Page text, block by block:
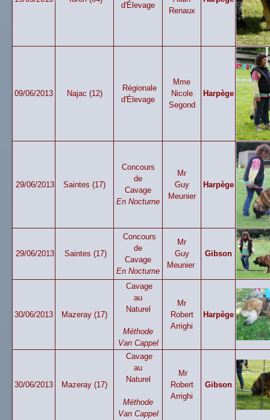
d'Élevage
Renaux
09/06/2013 Najac (12)
Régionale
d'Élevage
Mme
Nicole
Segond
Harpège
29/06/2013 Saintes (17)
Concours
de
Cavage
En Nocturne
Mr
Guy
Meunier
Harpège
29/06/2013 Saintes (17)
Concours
de
Cavage
En Nocturne
Mr
Guy
Meunier
Gibson
30/06/2013 Mazeray (17)
Cavage
au
Naturel
Méthode
Van Cappel
Mr
Robert
Arrighi
Harpège
30/06/2013 Mazeray (17)
Cavage
au
Naturel
Méthode
Van Cappel
Mr
Robert
Arrighi
Gibson